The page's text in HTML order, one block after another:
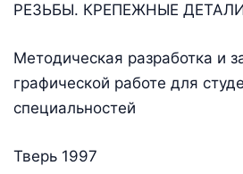
РЕЗЬБЫ. КРЕПЕЖНЫЕ
Методическая разработка и
графической работе для
специальностей
Тверь 1997